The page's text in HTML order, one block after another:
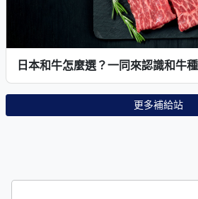
更多補給站